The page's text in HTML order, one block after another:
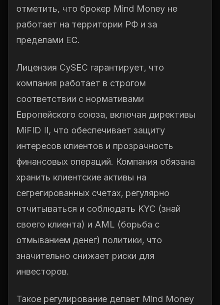
отметить, что брокер Mind Money не
работает на территории РФ и за
пределами ЕС.
Лицензия CySEC гарантирует, что
компания работает в строгом
соответствии с нормативами
Европейского союза, включая директивы
MiFID II, что обеспечивает защиту
интересов клиентов и прозрачность
финансовых операций. Компания обязана
хранить клиентские активы на
сегрегированных счетах, регулярно
отчитываться и соблюдать KYC (знай
своего клиента) и AML (борьба с
отмыванием денег) политики, что
значительно снижает риски для
инвесторов.
Такое регулирование делает Mind Money